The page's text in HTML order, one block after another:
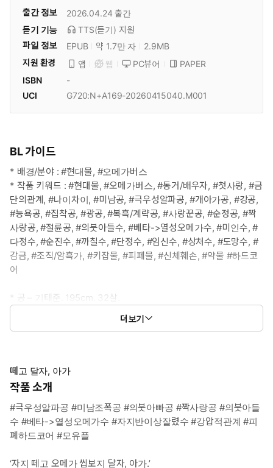
출간 정보 2026.04.24 출간
듣기 기능
TTS(듣기) 지원
파일 정보
EPUB 약 1.7만 자
2.9MB
지원 환경
앱 웹 PC뷰어
PAPER
ISBN
-
UCI
G720:N+A169-20260415040.M001
BL 가이드
* 배경/분야 : #현대물, #오메가버스
* 작품 키워드 : #현대물, #오메가버스, #동거/배우자, #첫사랑, #금
단의관계, #나이차이, #미남공, #극우성알파공, #개아가공, #강공,
#능욕공, #집착공, #광공, #복흑/계략공, #사랑꾼공, #순정공, #짝
사랑공, #절륜공, #의붓아들수, #베타->열성오메가수, #미인수, #
다정수, #순진수, #까칠수, #단정수, #임신수, #상처수, #도망수, #
감금, #조직/암흑가, #키잡물, #피페물, #신체훼손, #약물 #하드코
어
* 공 – 기태준. 195cm. 32살.
: 무채색을 두른 듯 검은 머리카락에 심흑색 눈, 등에 태양을 움켜쥔
용 문신이 있는 장신의 구릿빛 근육질 미남.
다. 자신에게서 떠나가려는 연해를 가둬 자지를 반 이상 잘라내고
약물을 먹여 저만의 열성 오메가로 만든 뒤, 가둔다.
* 수 – 기연해. 174cm. 22살.
: 부드럽고 따스한 갈빛의 머리카락에 엷은 갈색 눈, 순백색에 가까
운 곱고 하얀 피부의 미인.
더보기
떼고 달자, 아가
작품 소개
#극우성알파공 #미남조폭공 #의붓아빠공 #짝사랑공 #의붓아들
수 #베타->열성오메가수 #자지반이상잘렸수 #강압적관계 #피
폐하드코어 #모유플
‘자지 떼고 오메가 씹보지 달자, 아가.’